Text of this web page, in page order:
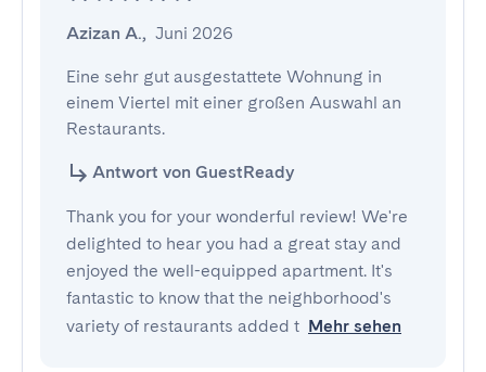
Azizan A., Juni 2026
Eine sehr gut ausgestattete Wohnung in
einem Viertel mit einer großen Auswahl an
Restaurants.
Antwort von GuestReady
Thank you for your wonderful review! We're
delighted to hear you had a great stay and
enjoyed the well-equipped apartment. It's
fantastic to know that the neighborhood's
variety of restaurants added t Mehr sehen